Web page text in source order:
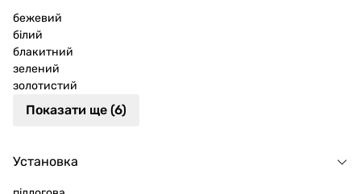
бежевий
білий
блакитний
зелений
золотистий
Показати ще (6)
Установка